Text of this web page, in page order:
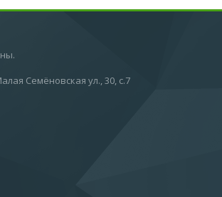
Семёновская ул., 30, с.7